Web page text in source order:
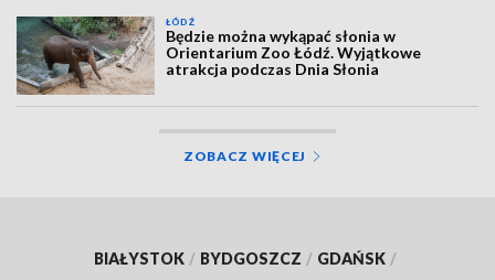
ŁÓDŹ
Będzie można wykąpać słonia w
Orientarium Zoo Łódź. Wyjątkowe
atrakcja podczas Dnia Słonia
ZOBACZ WIĘCEJ
BIAŁYSTOK / BYDGOSZCZ / GDAŃSK /